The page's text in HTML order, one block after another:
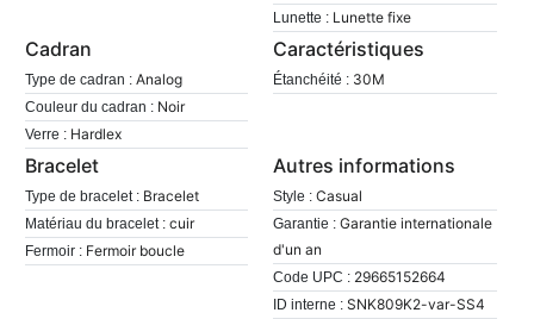
Lunette : Lunette fixe
Cadran
Type de cadran : Analog
Couleur du cadran : Noir
Verre : Hardlex
Caractéristiques
Étanchéité : 30M
Bracelet
Type de bracelet : Bracelet
Matériau du bracelet : cuir
Fermoir : Fermoir boucle
Autres informations
Style : Casual
Garantie : Garantie internationale
d'un an
Code UPC : 29665152664
ID interne : SNK809K2-var-SS4